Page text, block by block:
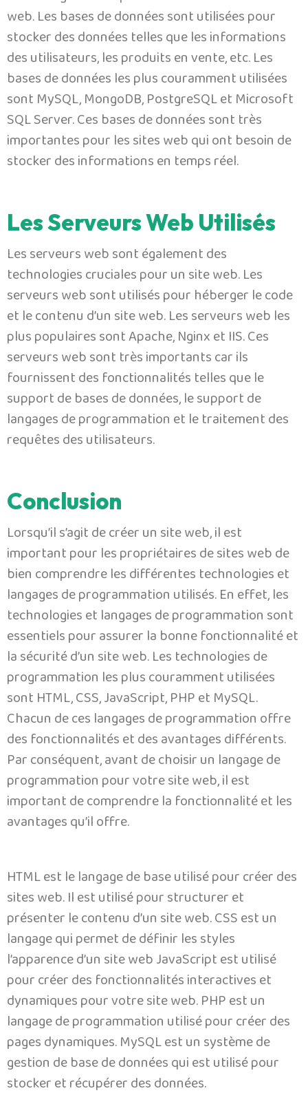
web. Les bases de données sont utilisées pour
stocker des données telles que les informations
des utilisateurs, les produits en vente, etc. Les
bases de données les plus couramment utilisées
sont MySQL, MongoDB, PostgreSQL et Microsoft
SQL Server. Ces bases de données sont très
importantes pour les sites web qui ont besoin de
stocker des informations en temps réel.
Les Serveurs Web Utilisés
Les serveurs web sont également des
technologies cruciales pour un site web. Les
serveurs web sont utilisés pour héberger le code
et le contenu d’un site web. Les serveurs web les
plus populaires sont Apache, Nginx et IIS. Ces
serveurs web sont très importants car ils
fournissent des fonctionnalités telles que le
support de bases de données, le support de
langages de programmation et le traitement des
requêtes des utilisateurs.
Conclusion
Lorsqu’il s’agit de créer un site web, il est
important pour les propriétaires de sites web de
bien comprendre les différentes technologies et
langages de programmation utilisés. En effet, les
technologies et langages de programmation sont
essentiels pour assurer la bonne fonctionnalité et
la sécurité d’un site web. Les technologies de
programmation les plus couramment utilisées
sont HTML, CSS, JavaScript, PHP et MySQL.
Chacun de ces langages de programmation offre
des fonctionnalités et des avantages différents.
Par conséquent, avant de choisir un langage de
programmation pour votre site web, il est
important de comprendre la fonctionnalité et les
avantages qu’il offre.
HTML est le langage de base utilisé pour créer des
sites web. Il est utilisé pour structurer et
présenter le contenu d’un site web. CSS est un
langage qui permet de définir les styles
l’apparence d’un site web JavaScript est utilisé
pour créer des fonctionnalités interactives et
dynamiques pour votre site web. PHP est un
langage de programmation utilisé pour créer des
pages dynamiques. MySQL est un système de
gestion de base de données qui est utilisé pour
stocker et récupérer des données.